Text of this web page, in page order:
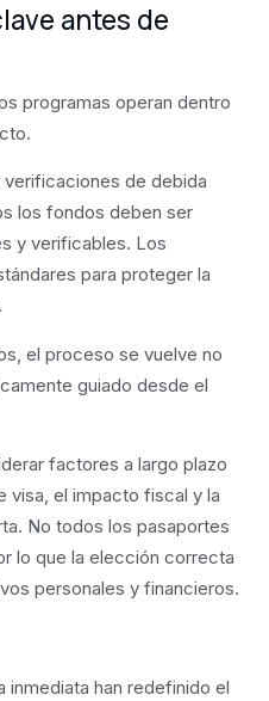
antes de
programas operan dentro
de debida
los fondos deben ser
y verificables. Los
para proteger la
el proceso se vuelve no
guiado desde el
factores a largo plazo
visa, el impacto fiscal y la
No todos los pasaportes
lo que la elección correcta
personales y financieros.
inmediata han redefinido el